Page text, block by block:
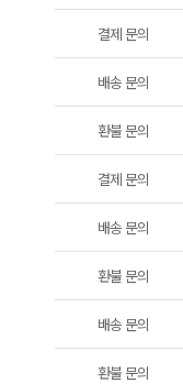
결제 문의
배송 문의
환불 문의
결제 문의
배송 문의
환불 문의
배송 문의
환불 문의